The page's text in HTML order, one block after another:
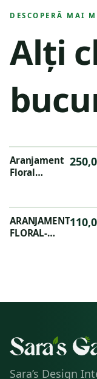
DESCOPERĂ MAI
Alți
Aranjament
Floral
ARANJAMENT
FLORAL-
Sara’s Design